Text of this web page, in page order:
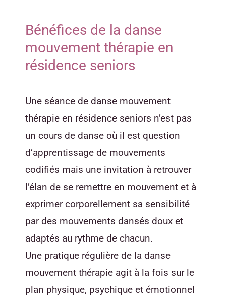
Bénéfices de la danse
mouvement thérapie en
résidence seniors
Une séance de danse mouvement
thérapie en résidence seniors n’est pas
un cours de danse où il est question
d’apprentissage de mouvements
codifiés mais une invitation à retrouver
l’élan de se remettre en mouvement et à
exprimer corporellement sa sensibilité
par des mouvements dansés doux et
adaptés au rythme de chacun.
Une pratique régulière de la danse
mouvement thérapie agit à la fois sur le
plan physique, psychique et émotionnel